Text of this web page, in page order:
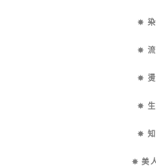
✵ 染
✵ 流
✵ 燙
✵ 生
✵ 知
✵ 美